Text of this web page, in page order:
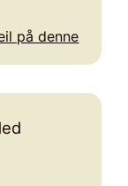
på denne